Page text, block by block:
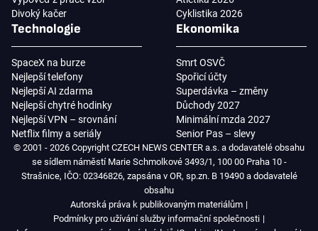
Divoký kačer
Cyklistika 2026
Technologie
SpaceX na burze
Nejlepší telefony
Nejlepší AI zdarma
Nejlepší chytré hodinky
Nejlepší VPN – srovnání
Netflix filmy a seriály
Ekonomika
Smrt OSVČ
Spořicí účty
Superdávka – změny
Důchody 2027
Minimální mzda 2027
Senior Pas – slevy
© 2001 - 2026 Copyright CZECH NEWS CENTER a.s. a dodavatelé obsahu
se sídlem náměstí Marie Schmolkové 3493/1, 100 00 Praha 10 -
Strašnice, IČO: 02346826, zapsána v OR, sp.zn. B 19490 a dodavatelé
obsahu
Autorská práva k publikovaným materiálům
Podmínky pro užívání služby informační společnosti